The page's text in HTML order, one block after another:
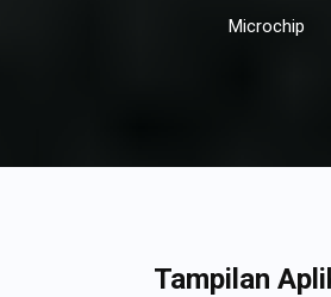
Microchip
Tampilan